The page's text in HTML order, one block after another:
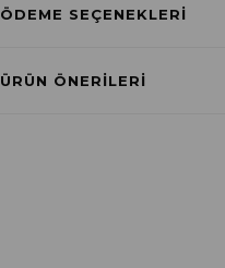
ÖDEME SEÇENEKLERI
Havale ile Ödeme
ÜRÜN ÖNERILERI